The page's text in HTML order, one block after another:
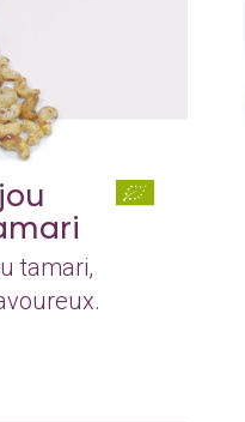
tamari,